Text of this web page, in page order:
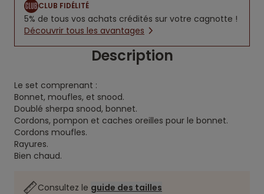
CLUB FIDÉLITÉ
5% de tous vos achats crédités sur votre cagnotte !
Découvrir tous les avantages
Description
Le set comprenant :
Bonnet, moufles, et snood.
Doublé sherpa snood, bonnet.
Cordons, pompon et caches oreilles pour le bonnet.
Cordons moufles.
Rayures.
Bien chaud.
Consultez le guide des tailles